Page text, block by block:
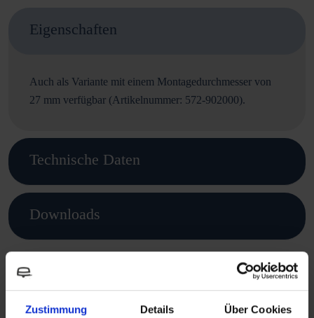
Zustimmung Details Über Cookies
Eigenschaften
Auch als Variante mit einem Montagedurchmesser von
27 mm verfügbar (Artikelnummer: 572-902000).
Technische Daten
Downloads
Das könnte dir auch gefallen